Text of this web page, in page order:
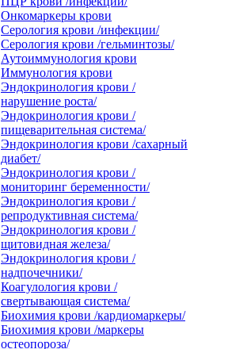
Онкомаркеры крови
Серология крови /инфекции/
Серология крови /гельминтозы/
Аутоиммунология крови
Иммунология крови
Эндокринология крови /
нарушение роста/
Эндокринология крови /
пищеварительная система/
Эндокринология крови /сахарный
диабет/
Эндокринология крови /
мониторинг беременности/
Эндокринология крови /
репродуктивная система/
Эндокринология крови /
щитовидная железа/
Эндокринология крови /
надпочечники/
Коагулология крови /
свертывающая система/
Биохимия крови /кардиомаркеры/
Биохимия крови /маркеры
остеопороза/